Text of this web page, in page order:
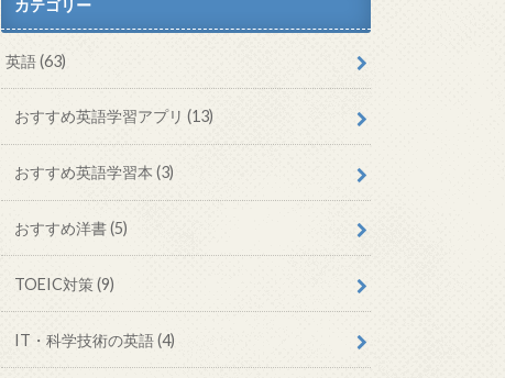
カテゴリー
英語(63)
おすすめ英語学習アプリ (13)
おすすめ英語学習本 (3)
おすすめ洋書(5)
TOEIC対策 (9)
IT・科学技術の英語(4)